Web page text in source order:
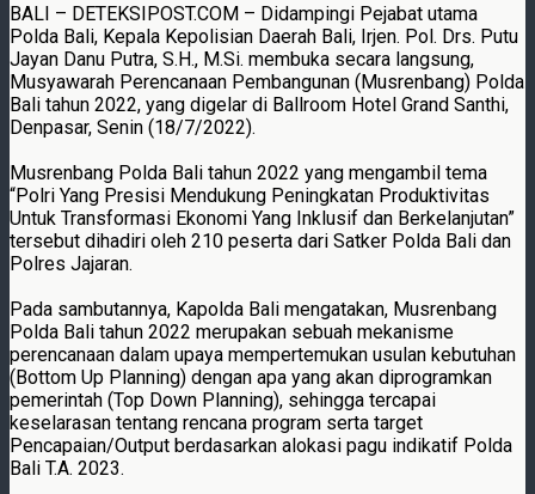
BALI – DETEKSIPOST.COM – Didampingi Pejabat utama
Polda Bali, Kepala Kepolisian Daerah Bali, Irjen. Pol. Drs. Putu
Jayan Danu Putra, S.H., M.Si. membuka secara langsung,
Musyawarah Perencanaan Pembangunan (Musrenbang) Polda
Bali tahun 2022, yang digelar di Ballroom Hotel Grand Santhi,
Denpasar, Senin (18/7/2022).
Musrenbang Polda Bali tahun 2022 yang mengambil tema
“Polri Yang Presisi Mendukung Peningkatan Produktivitas
Untuk Transformasi Ekonomi Yang Inklusif dan Berkelanjutan”
tersebut dihadiri oleh 210 peserta dari Satker Polda Bali dan
Polres Jajaran.
Pada sambutannya, Kapolda Bali mengatakan, Musrenbang
Polda Bali tahun 2022 merupakan sebuah mekanisme
perencanaan dalam upaya mempertemukan usulan kebutuhan
(Bottom Up Planning) dengan apa yang akan diprogramkan
pemerintah (Top Down Planning), sehingga tercapai
keselarasan tentang rencana program serta target
Pencapaian/Output berdasarkan alokasi pagu indikatif Polda
Bali T.A. 2023.